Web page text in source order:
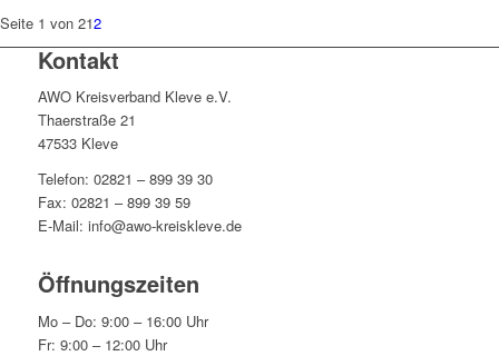
Seite 1 von 212
Kontakt
AWO Kreisverband Kleve e.V.
Thaerstraße 21
47533 Kleve
Telefon: 02821 – 899 39 30
Fax: 02821 – 899 39 59
E-Mail: info@awo-kreiskleve.de
Öffnungszeiten
Mo – Do: 9:00 – 16:00 Uhr
Fr: 9:00 – 12:00 Uhr